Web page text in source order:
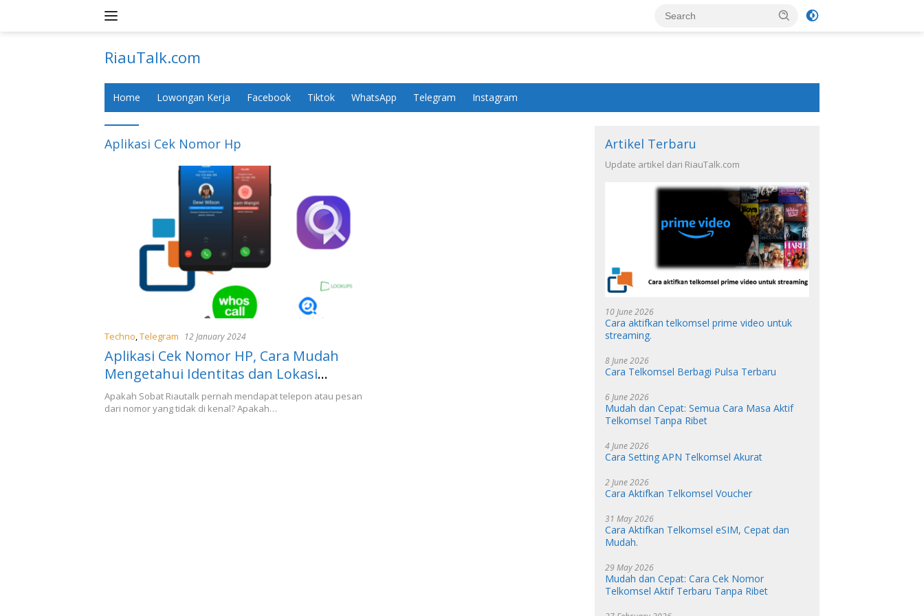
RiauTalk.com
Informasi
Home Lowongan Kerja Facebook Tiktok WhatsApp Telegram Instagram
Aplikasi Cek Nomor Hp
Techno,Telegram 12 January 2024
Aplikasi Cek Nomor HP, Cara Mudah
Mengetahui Identitas dan Lokasi
Penelepon
Apakah Sobat Riautalk pernah mendapat telepon atau pesan
dari nomor yang tidak di kenal? Apakah…
Artikel Terbaru
Update artikel dari RiauTalk.com
10 June 2026
Cara aktifkan telkomsel prime video untuk
streaming.
8 June 2026
Cara Telkomsel Berbagi Pulsa Terbaru
6 June 2026
Mudah dan Cepat: Semua Cara Masa Aktif
Telkomsel Tanpa Ribet
4 June 2026
Cara Setting APN Telkomsel Akurat
2 June 2026
Cara Aktifkan Telkomsel Voucher
31 May 2026
Cara Aktifkan Telkomsel eSIM, Cepat dan
Mudah.
29 May 2026
Mudah dan Cepat: Cara Cek Nomor
Telkomsel Aktif Terbaru Tanpa Ribet